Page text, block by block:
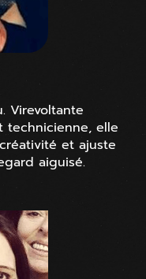
Virevoltante
technicienne, elle
et ajuste
aiguisé.